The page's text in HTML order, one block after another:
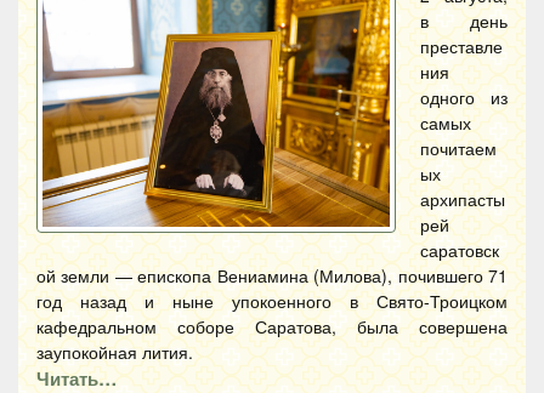
в день
преставле
ния
одного из
самых
почитаем
ых
архипасты
рей
саратовск
ой земли — епископа Вениамина (Милова), почившего 71
год назад и ныне упокоенного в Свято-Троицком
кафедральном соборе Саратова, была совершена
заупокойная лития.
Читать…